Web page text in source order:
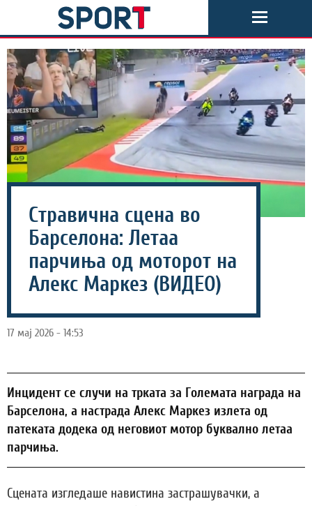
Стравична сцена во
Барселона: Летаа
парчиња од моторот на
Алекс Маркeз (ВИДЕО)
17 мај 2026 - 14:53
Инцидент се случи на трката за Големата награда на
Барселона, а настрада Алекс Маркез излета од
патеката додека од неговиот мотор буквално летаа
парчиња.
Сцената изгледаше навистина застрашувачки, а